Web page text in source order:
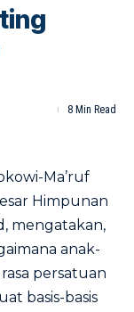
8 Min Read
Ma’ruf
Himpunan
mengatakan,
anak-
persatuan
basis-basis